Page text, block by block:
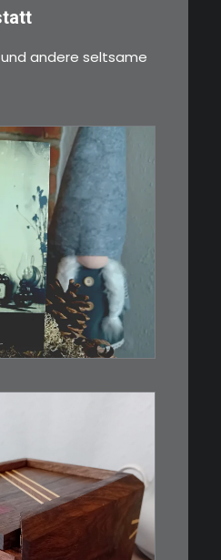
andere seltsame
Original:
Schatulle